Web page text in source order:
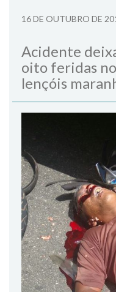
16 DE OUTUBRO DE
Acidente
oito feridas
lençóis